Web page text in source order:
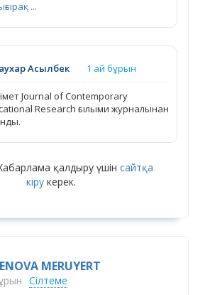
...
Асылбек 1 ай бұрын
Journal of Contemporary
Research ғылыми журналынан
қалдыру үшін сайтқа
кіру керек.
MERUYERT
Сілтеме